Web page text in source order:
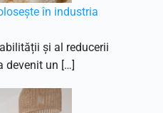
în industria
și al reducerii
devenit un […]